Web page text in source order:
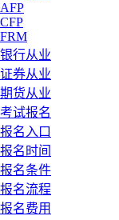
AFP
CFP
FRM
银行从业
证券从业
期货从业
考试报名
报名入口
报名时间
报名条件
报名流程
报名费用